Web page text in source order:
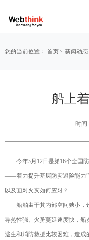
您的当前位置： 首页 > 新闻动态
船上
时间
今年5月12日是第16个全国防
——着力提升基层防灾避险能力”
以及面对火灾如何应对？
船舶由于其内部空间狭小，
导热性强、火势蔓延速度快，船
逃生和消防救援比较困难，造成